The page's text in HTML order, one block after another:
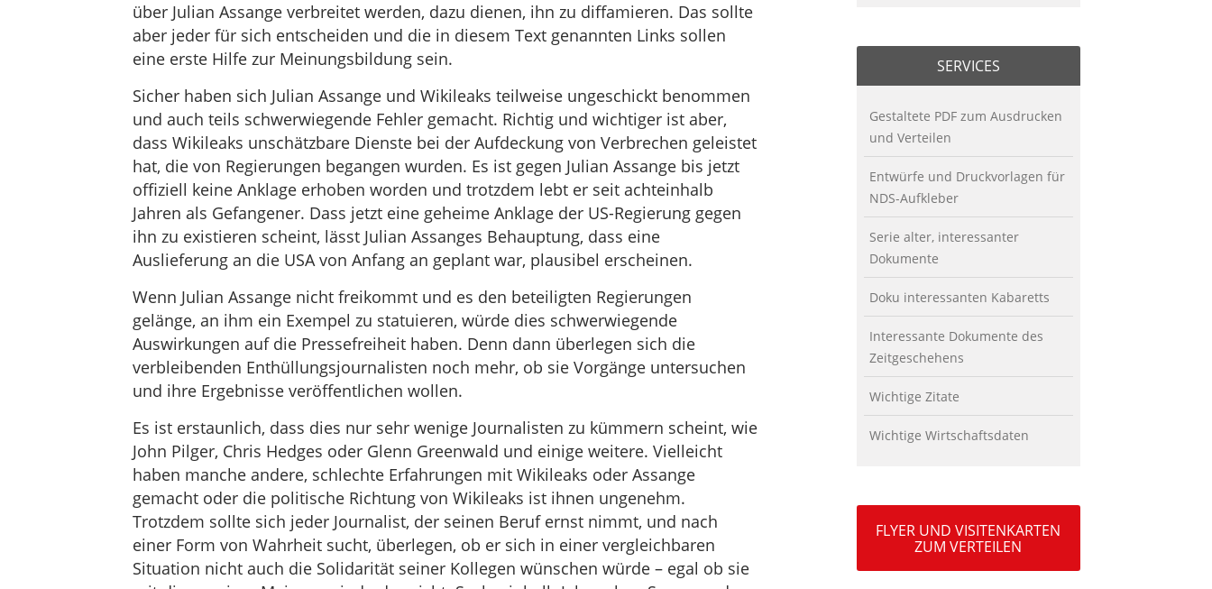
über Julian Assange verbreitet werden, dazu dienen, ihn zu diffamieren. Das sollte
aber jeder für sich entscheiden und die in diesem Text genannten Links sollen
eine erste Hilfe zur Meinungsbildung sein.
Sicher haben sich Julian Assange und Wikileaks teilweise ungeschickt benommen
und auch teils schwerwiegende Fehler gemacht. Richtig und wichtiger ist aber,
dass Wikileaks unschätzbare Dienste bei der Aufdeckung von Verbrechen geleistet
hat, die von Regierungen begangen wurden. Es ist gegen Julian Assange bis jetzt
offiziell keine Anklage erhoben worden und trotzdem lebt er seit achteinhalb
Jahren als Gefangener. Dass jetzt eine geheime Anklage der US-Regierung gegen
ihn zu existieren scheint, lässt Julian Assanges Behauptung, dass eine
Auslieferung an die USA von Anfang an geplant war, plausibel erscheinen.
Wenn Julian Assange nicht freikommt und es den beteiligten Regierungen
gelänge, an ihm ein Exempel zu statuieren, würde dies schwerwiegende
Auswirkungen auf die Pressefreiheit haben. Denn dann überlegen sich die
verbleibenden Enthüllungsjournalisten noch mehr, ob sie Vorgänge untersuchen
und ihre Ergebnisse veröffentlichen wollen.
Es ist erstaunlich, dass dies nur sehr wenige Journalisten zu kümmern scheint, wie
John Pilger, Chris Hedges oder Glenn Greenwald und einige weitere. Vielleicht
haben manche andere, schlechte Erfahrungen mit Wikileaks oder Assange
gemacht oder die politische Richtung von Wikileaks ist ihnen ungenehm.
Trotzdem sollte sich jeder Journalist, der seinen Beruf ernst nimmt, und nach
einer Form von Wahrheit sucht, überlegen, ob er sich in einer vergleichbaren
Situation nicht auch die Solidarität seiner Kollegen wünschen würde – egal ob sie
SERVICES
Gestaltete PDF zum Ausdrucken
und Verteilen
Entwürfe und Druckvorlagen für
NDS-Aufkleber
Serie alter, interessanter
Dokumente
Doku interessanten Kabaretts
Interessante Dokumente des
Zeitgeschehens
Wichtige Zitate
Wichtige Wirtschaftsdaten
FLYER UND VISITENKARTEN
ZUM VERTEILEN